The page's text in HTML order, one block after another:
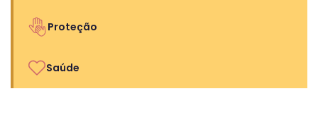
Proteção
Saúde